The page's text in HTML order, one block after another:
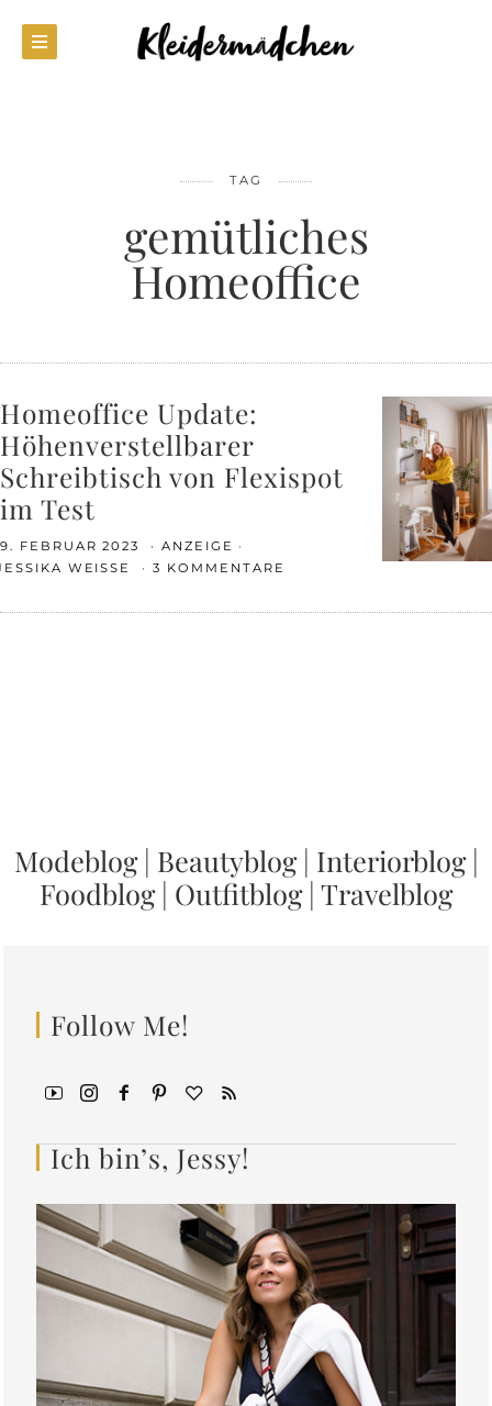
TAG
gemütliches
Homeoffice
Homeoffice Update:
Höhenverstellbarer
Schreibtisch von Flexispot
im Test
9. FEBRUAR 2023
ANZEIGE
WEISSE
3 KOMMENTARE
Modeblog| Beautyblog| Interiorblog|
Foodblog| Outfitblog| Travelblog
Follow Me!
Ich bin’s, Jessy!